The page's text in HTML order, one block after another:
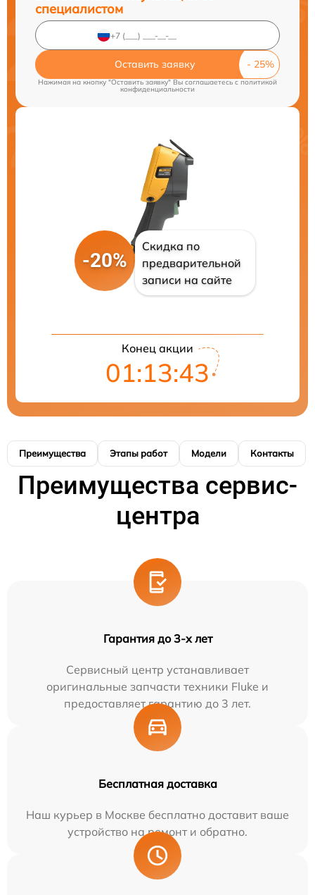
специалистом
Оставить заявку
Нажимая на кнопку "Оставить заявку" Вы соглашаетесь cполитикой
конфиденциальности
-20%
Скидка по
предварительной
записи на сайте
Конец акции
01:13:42
Преимущества Этапы работ Модели Контакты
Преимущества сервис-
центра
Гарантия до 3-х лет
Сервисный центр устанавливает
оригинальные запчасти техники Fluke и
предоставляет гарантию до 3 лет.
Бесплатная доставка
Наш курьер в Москве бесплатно доставит ваше
устройство на ремонт и обратно.